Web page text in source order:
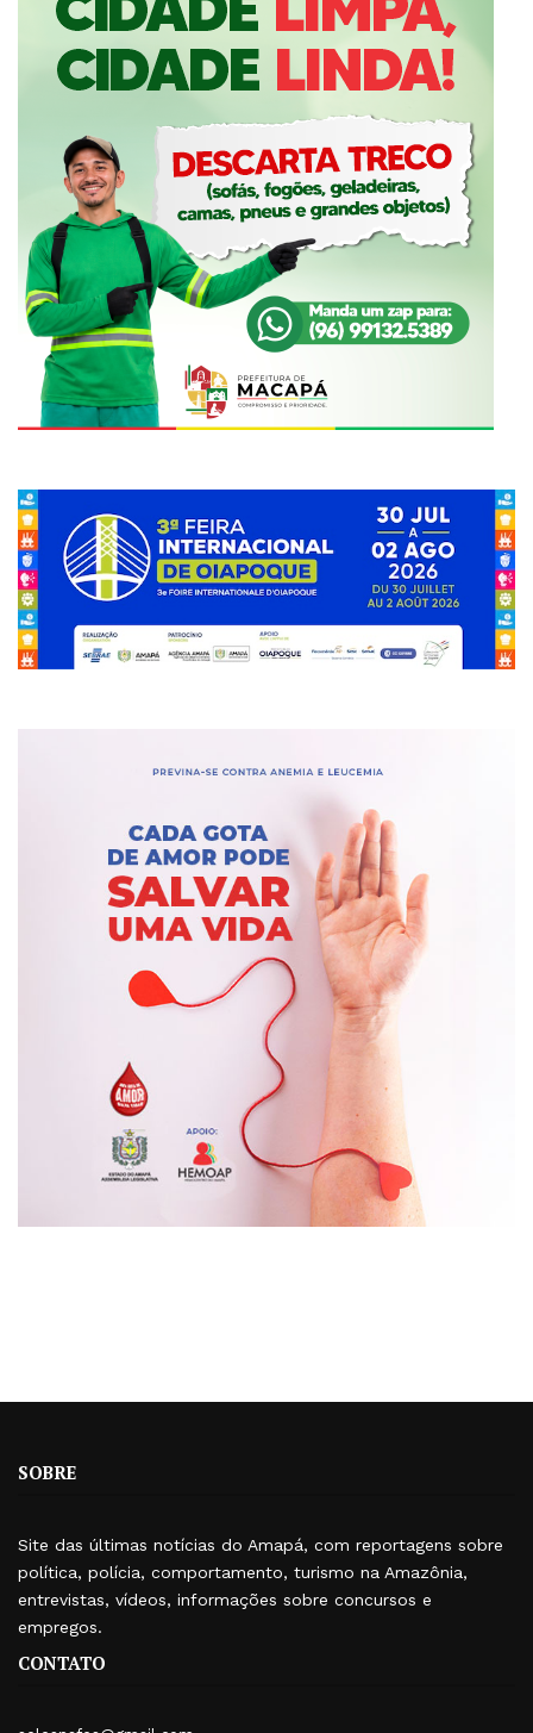
SOBRE
Site das últimas notícias do Amapá, com reportagens sobre
política, polícia, comportamento, turismo na Amazônia,
entrevistas, vídeos, informações sobre concursos e
empregos.
CONTATO